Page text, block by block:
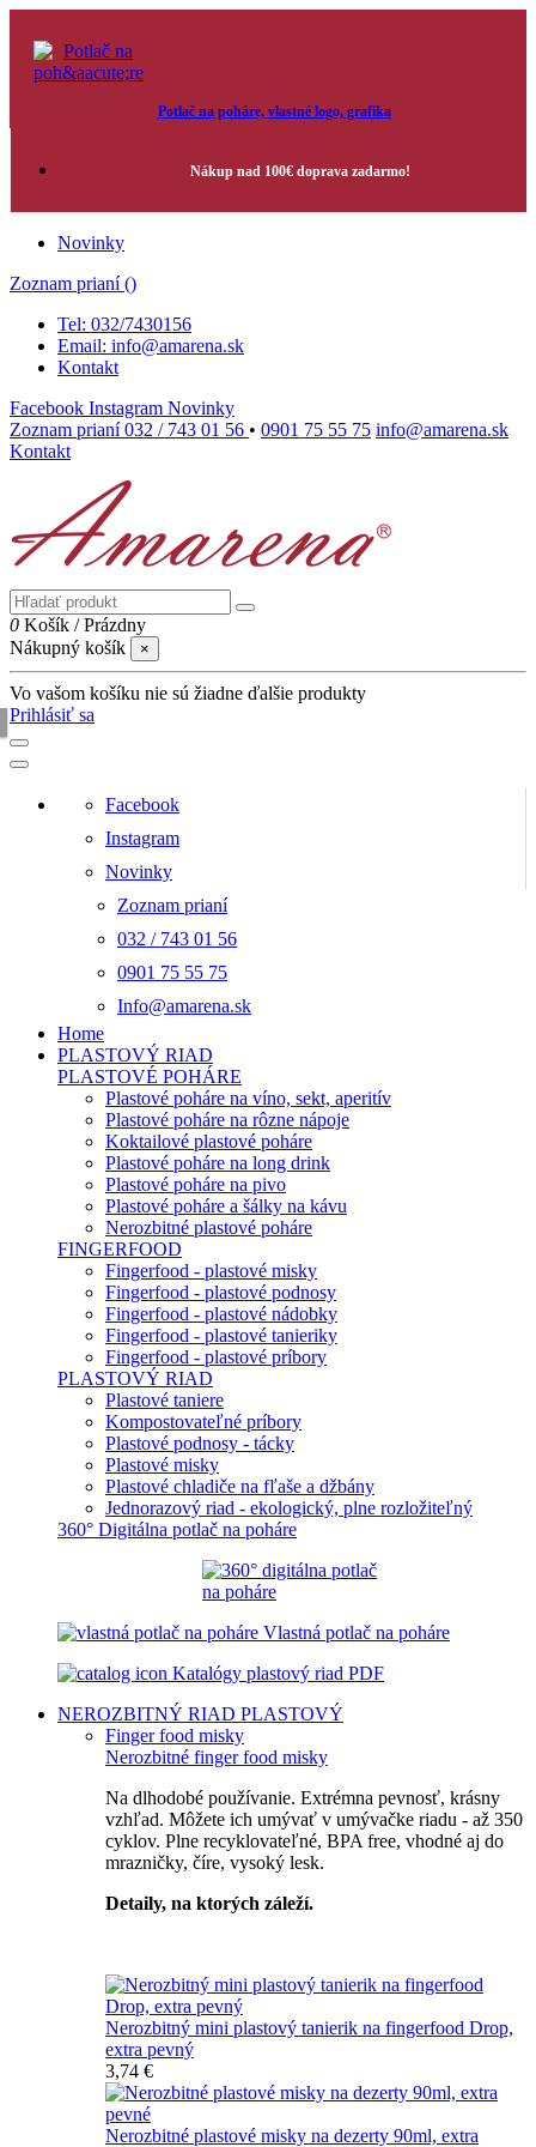
Potlač na poháre, vlastné logo, grafika
Nákup nad 100€ doprava zadarmo!
Novinky
Zoznam prianí ()
Tel: 032/7430156
Email: info@amarena.sk
Kontakt
Facebook Instagram Novinky
Zoznam prianí 032 / 743 01 56 • 0901 75 55 75 info@amarena.sk
Kontakt
0 Košík /Prázdny
Nákupný košík
×
Vo vašom košíku nie sú žiadne ďalšie produkty
Prihlásiť sa
Facebook
Instagram
Novinky
Zoznam prianí
032 / 743 01 56
0901 75 55 75
Info@amarena.sk
Home
PLASTOVÝ RIAD
PLASTOVÉ POHÁRE
Plastové poháre na víno, sekt, aperitív
Plastové poháre na rôzne nápoje
Koktailové plastové poháre
Plastové poháre na long drink
Plastové poháre na pivo
Plastové poháre a šálky na kávu
Nerozbitné plastové poháre
FINGERFOOD
Fingerfood - plastové misky
Fingerfood - plastové podnosy
Fingerfood - plastové nádobky
Fingerfood - plastové tanieriky
Fingerfood - plastové príbory
PLASTOVÝ RIAD
Plastové taniere
Kompostovateľné príbory
Plastové podnosy - tácky
Plastové misky
Plastové chladiče na fľaše a džbány
Jednorazový riad - ekologický, plne rozložiteľný
360° Digitálna potlač na poháre
Vlastná potlač na poháre
Katalógy plastový riad PDF
NEROZBITNÝ RIAD PLASTOVÝ
Finger food misky
Nerozbitné finger food misky
Na dlhodobé používanie. Extrémna pevnosť, krásny
vzhľad. Môžete ich umývať v umývačke riadu - až 350
cyklov. Plne recyklovateľné, BPA free, vhodné aj do
mrazničky, číre, vysoký lesk.
Detaily, na ktorých záleží.
Nerozbitný mini plastový tanierik na fingerfood Drop,
extra pevný
3,74 €
Nerozbitné plastové misky na dezerty 90ml, extra